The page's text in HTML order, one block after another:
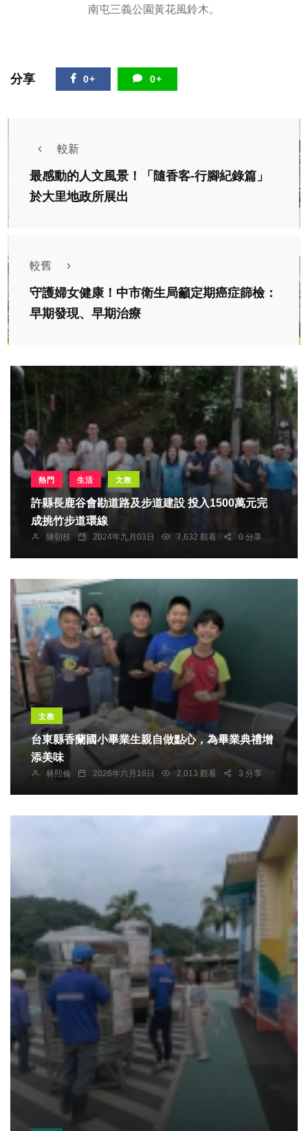
南屯三義公園黃花風鈴木。
分享 0+ 0+
較新
最感動的人文風景！「隨香客-行腳紀錄篇」
於大里地政所展出
較舊
守護婦女健康！中市衛生局籲定期癌症篩檢：
早期發現、早期治療
熱門 生活 文教
許縣長鹿谷會勘道路及步道建設 投入1500萬元完
成挑竹步道環線
陳朝枝 2024年九月03日 7,632 觀看 0 分享
文教
台東縣香蘭國小畢業生親自做點心，為畢業典禮增
添美味
林熙倫 2026年六月16日 2,013 觀看 3 分享